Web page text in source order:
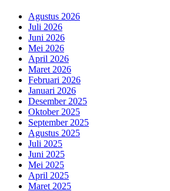
Agustus 2026
Juli 2026
Juni 2026
Mei 2026
April 2026
Maret 2026
Februari 2026
Januari 2026
Desember 2025
Oktober 2025
September 2025
Agustus 2025
Juli 2025
Juni 2025
Mei 2025
April 2025
Maret 2025